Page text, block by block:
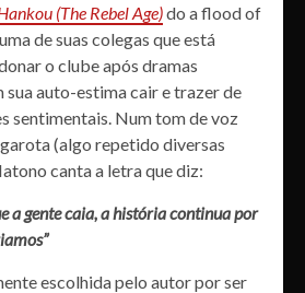
(The Rebel Age)do a flood of
de suas colegas que está
o clube após dramas
sua auto-estima cair e trazer de
sentimentais. Num tom de voz
(algo repetido diversas
canta a letra que diz:
a gente caia, a história continua por
escolhida pelo autor por ser